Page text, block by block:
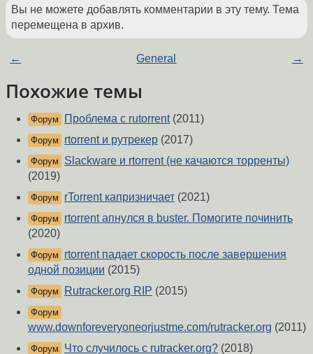
Вы не можете добавлять комментарии в эту тему. Тема
перемещена в архив.
← General →
Похожие темы
Форум Проблема с rutorrent(2011)
Форум rtorrent и рутрекер (2017)
Форум
Slackware и rtorrent (не качаются торренты)
(2019)
Форум rTorrent капризничает (2021)
Форум
rtorrent апнулся в buster. Помогите починить
(2020)
Форум
rtorrent падает скорость после завершения
одной позиции (2015)
Форум Rutracker.org RIP (2015)
Форум
www.downforeveryoneorjustme.com/rutracker.org (2011)
Форум Что случилось с rutracker.org? (2018)